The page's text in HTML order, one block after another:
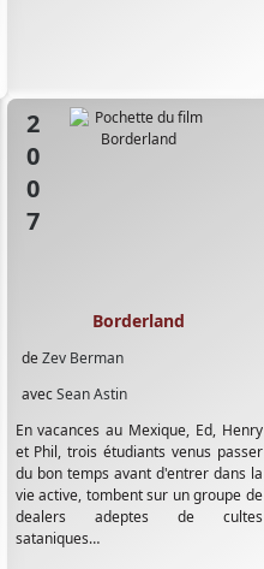
2007
deZev Berman
avecSean Astin
Borderland
En vacances au Mexique, Ed, Henry
et Phil, trois étudiants venus passer
du bon temps avant d'entrer dans la
vie active, tombent sur un groupe de
dealers adeptes de cultes
sataniques…